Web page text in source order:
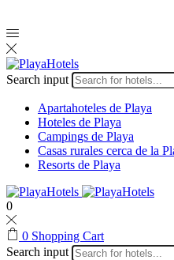
Search input
Apartahoteles de Playa
Hoteles de Playa
Campings de Playa
Casas rurales cerca de la
Resorts de Playa
0
0 Shopping Cart
Search input